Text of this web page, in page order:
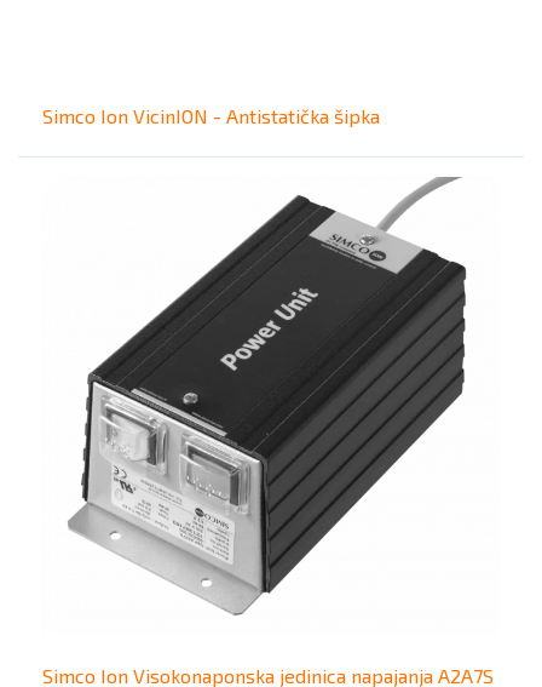
Simco Ion VicinION - Antistatička šipka
Simco Ion Visokonaponska jedinica napajanja A2A7S